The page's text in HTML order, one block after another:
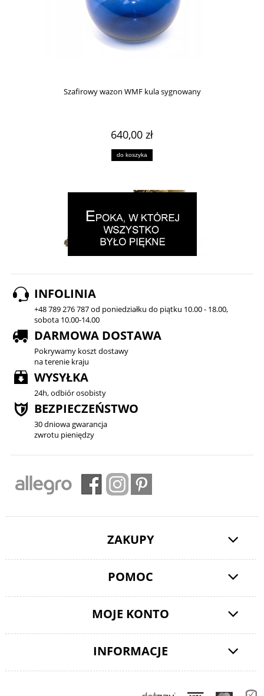
Szafirowy wazon WMF kula sygnowany
640,00 zł
do koszyka
INFOLINIA
+48 789 276 787 od poniedziałku do piątku 10.00 - 18.00,
sobota 10.00-14.00
DARMOWA DOSTAWA
Pokrywamy koszt dostawy
na terenie kraju
WYSYŁKA
24h, odbiór osobisty
BEZPIECZEŃSTWO
30 dniowa gwarancja
zwrotu pieniędzy
ZAKUPY
POMOC
MOJE KONTO
INFORMACJE